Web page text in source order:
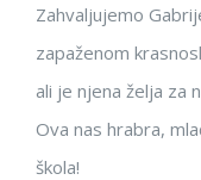
Zahvaljujemo
zapaženom
ali je njena želja za
Ova nas hrabra,
škola!